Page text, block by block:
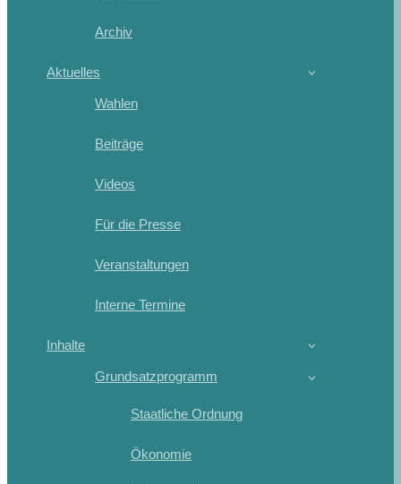
Archiv
Aktuelles
Wahlen
Beiträge
Videos
Für die Presse
Veranstaltungen
Interne Termine
Inhalte
Grundsatzprogramm
Staatliche Ordnung
Ökonomie